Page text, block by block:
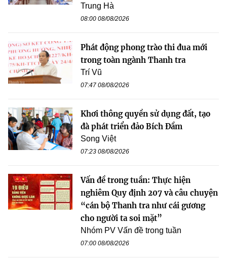
Trung Hà
08:00 08/08/2026
Phát động phong trào thi đua mới
trong toàn ngành Thanh tra
Trí Vũ
07:47 08/08/2026
Khơi thông quyền sử dụng đất, tạo
đà phát triển đảo Bích Đầm
Song Việt
07:23 08/08/2026
Vấn đề trong tuần: Thực hiện
nghiêm Quy định 207 và câu chuyện
“cán bộ Thanh tra như cái gương
cho người ta soi mặt”
Nhóm PV Vấn đề trong tuần
07:00 08/08/2026